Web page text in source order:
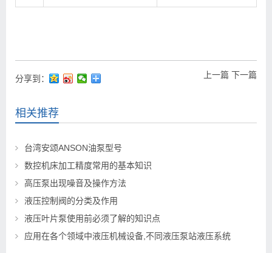
上一篇 下一篇
分享到：
相关推荐
台湾安颂ANSON油泵型号
数控机床加工精度常用的基本知识
高压泵出现噪音及操作方法
液压控制阀的分类及作用
液压叶片泵使用前必须了解的知识点
应用在各个领域中液压机械设备,不同液压泵站液压系统